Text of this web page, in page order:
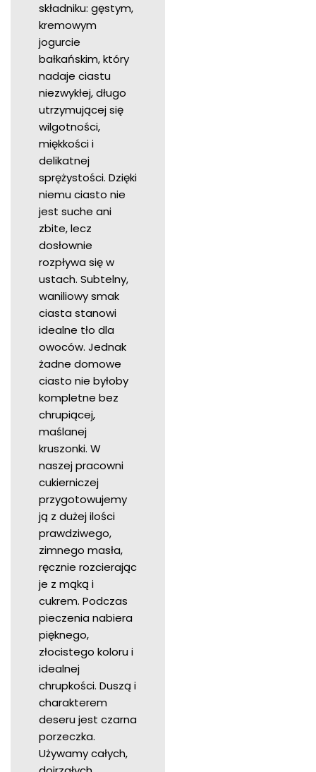
składniku: gęstym,
kremowym
jogurcie
bałkańskim, który
nadaje ciastu
niezwykłej, długo
utrzymującej się
wilgotności,
miękkości i
delikatnej
sprężystości. Dzięki
niemu ciasto nie
jest suche ani
zbite, lecz
dosłownie
rozpływa się w
ustach. Subtelny,
waniliowy smak
ciasta stanowi
idealne tło dla
owoców. Jednak
żadne domowe
ciasto nie byłoby
kompletne bez
chrupiącej,
maślanej
kruszonki. W
naszej pracowni
cukierniczej
przygotowujemy
ją z dużej ilości
prawdziwego,
zimnego masła,
ręcznie rozcierając
je z mąką i
cukrem. Podczas
pieczenia nabiera
pięknego,
złocistego koloru i
idealnej
chrupkości. Duszą i
charakterem
deseru jest czarna
porzeczka.
Używamy całych,